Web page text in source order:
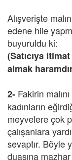
Alışverişte
edene hile
buyuruldu ki:
(Satıcıya
almak
2- Fakirin
kadınların
meyvelere çok
çalışanlara
sevaptır. Böyle
duasına